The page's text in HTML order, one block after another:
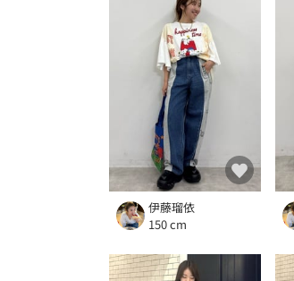
伊藤瑠依
150 cm